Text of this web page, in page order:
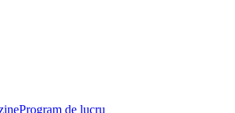
Program de lucru